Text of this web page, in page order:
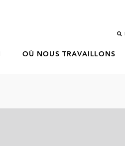
OÙ NOUS TRAVAILLONS